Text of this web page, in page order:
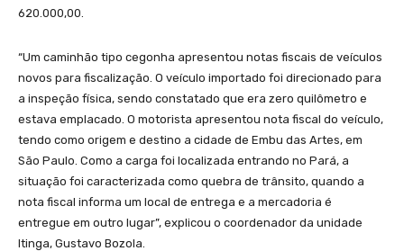
620.000,00.
“Um caminhão tipo cegonha apresentou notas fiscais de veículos
novos para fiscalização. O veículo importado foi direcionado para
a inspeção física, sendo constatado que era zero quilômetro e
estava emplacado. O motorista apresentou nota fiscal do veículo,
tendo como origem e destino a cidade de Embu das Artes, em
São Paulo. Como a carga foi localizada entrando no Pará, a
situação foi caracterizada como quebra de trânsito, quando a
nota fiscal informa um local de entrega e a mercadoria é
entregue em outro lugar”, explicou o coordenador da unidade
Itinga, Gustavo Bozola.